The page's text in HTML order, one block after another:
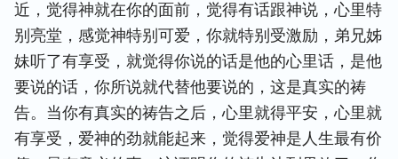
近，觉得神就在你的面前，觉得有话跟神说，心里特
别亮堂，感觉神特别可爱，你就特别受激励，弟兄姊
妹听了有享受，就觉得你说的话是他的心里话，是他
要说的话，你所说就代替他要说的，这是真实的祷
告。当你有真实的祷告之后，心里就得平安，心里就
有享受，爱神的劲就能起来，觉得爱神是人生最有价